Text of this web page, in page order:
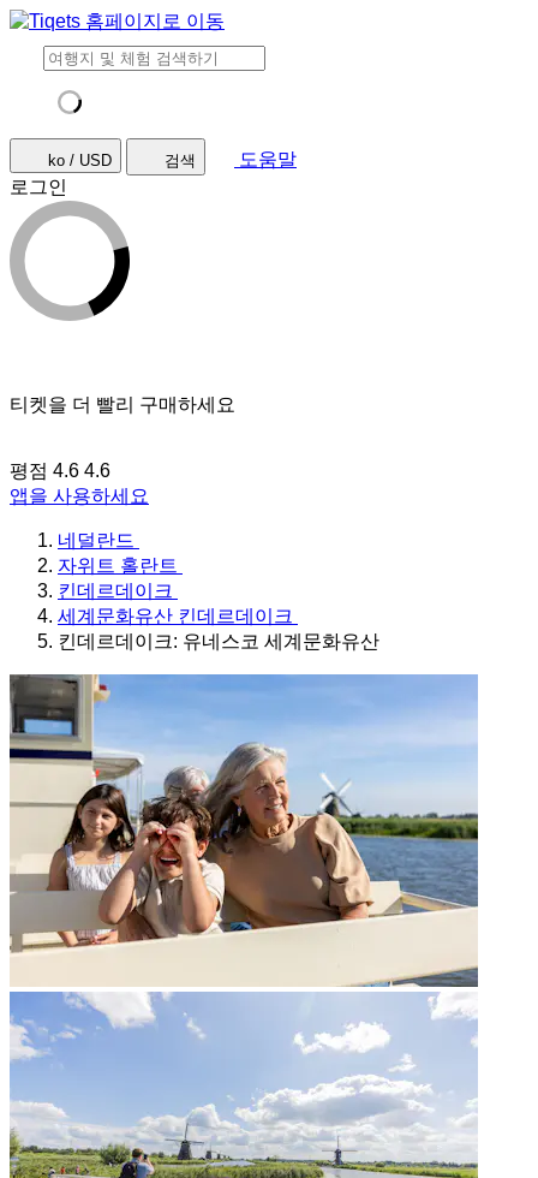
ko / USD 검색
도움말
로그인
티켓을 더 빨리 구매하세요
평점 4.6 4.6
앱을 사용하세요
네덜란드
자위트 홀란트
킨데르데이크
세계문화유산 킨데르데이크
킨데르데이크: 유네스코 세계문화유산